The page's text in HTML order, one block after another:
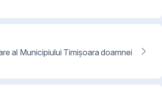
al Municipiului Timișoara doamnei